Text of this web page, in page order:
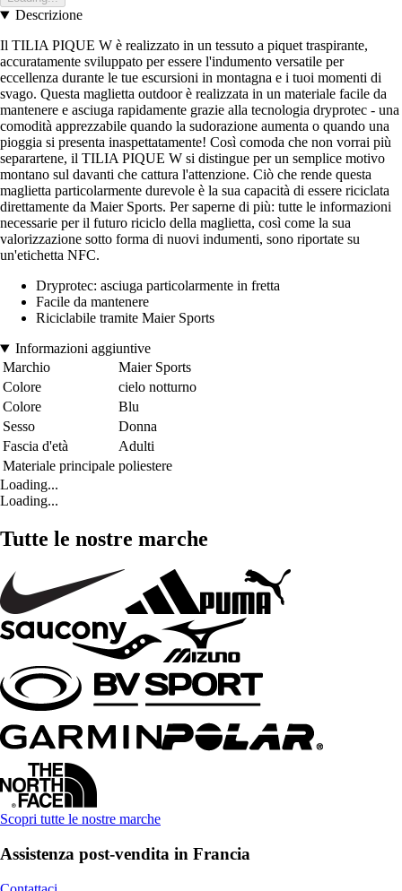
Descrizione
Il TILIA PIQUE W è realizzato in un tessuto a piquet traspirante,
accuratamente sviluppato per essere l'indumento versatile per
eccellenza durante le tue escursioni in montagna e i tuoi momenti di
svago. Questa maglietta outdoor è realizzata in un materiale facile da
mantenere e asciuga rapidamente grazie alla tecnologia dryprotec - una
comodità apprezzabile quando la sudorazione aumenta o quando una
pioggia si presenta inaspettatamente! Così comoda che non vorrai più
separartene, il TILIA PIQUE W si distingue per un semplice motivo
montano sul davanti che cattura l'attenzione. Ciò che rende questa
maglietta particolarmente durevole è la sua capacità di essere riciclata
direttamente da Maier Sports. Per saperne di più: tutte le informazioni
necessarie per il futuro riciclo della maglietta, così come la sua
valorizzazione sotto forma di nuovi indumenti, sono riportate su
un'etichetta NFC.
Dryprotec: asciuga particolarmente in fretta
Facile da mantenere
Riciclabile tramite Maier Sports
Informazioni aggiuntive
Marchio
Maier Sports
Colore
cielo notturno
Colore
Blu
Sesso
Donna
Fascia d'età
Adulti
Materiale principale poliestere
Loading...
Loading...
Tutte le nostre marche
Scopri tutte le nostre marche
Assistenza post-vendita in Francia